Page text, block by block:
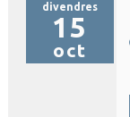
divendres
15
oct